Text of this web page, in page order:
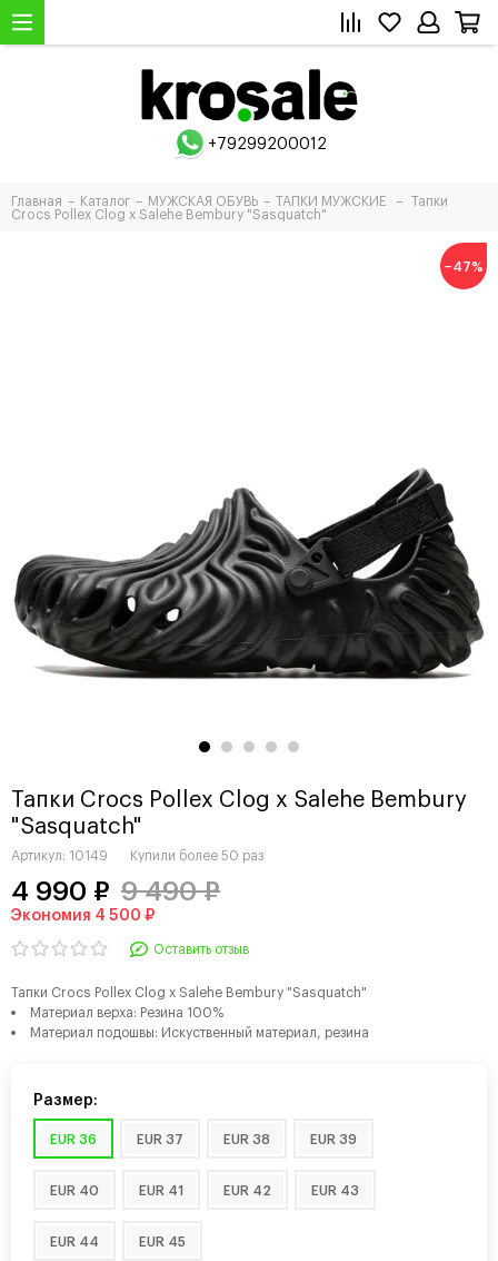
+79299200012
Главная Каталог МУЖСКАЯ ОБУВЬ ТАПКИ МУЖСКИЕ Тапки
Crocs Pollex Clog x Salehe Bembury "Sasquatch"
−47%
Тапки Crocs Pollex Clog x Salehe Bembury
"Sasquatch"
Артикул: 10149 Купили более50 раз
4 990 ₽ 9 490 ₽
Экономия 4 500 ₽
Оставить отзыв
Тапки Crocs Pollex Clog x Salehe Bembury "Sasquatch"
Материал верха: Резина 100%
Материал подошвы: Искуственный материал, резина
Размер:
EUR 36 EUR 37 EUR 38 EUR 39
EUR 40 EUR 41 EUR 42 EUR 43
EUR 44 EUR 45